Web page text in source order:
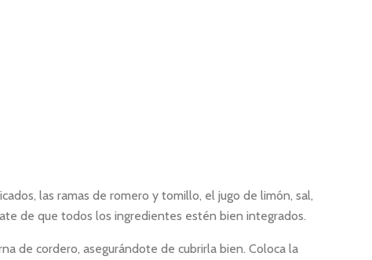
las ramas de romero y tomillo, el jugo de limón, sal,
de que todos los ingredientes estén bien integrados.
de cordero, asegurándote de cubrirla bien. Coloca la